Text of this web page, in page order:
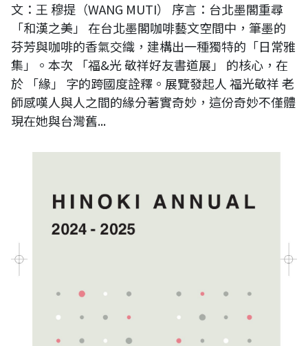
文：王 穆提（WANG MUTI） 序言：台北墨閣重尋
「和漢之美」 在台北墨閣咖啡藝文空間中，筆墨的
芬芳與咖啡的香氣交織，建構出一種獨特的「日常雅
集」。本次 「福&光 敬祥好友書道展」 的核心，在
於 「緣」 字的跨國度詮釋。展覽發起人 福光敬祥 老
師感嘆人與人之間的緣分著實奇妙，這份奇妙不僅體
現在她與台灣舊...